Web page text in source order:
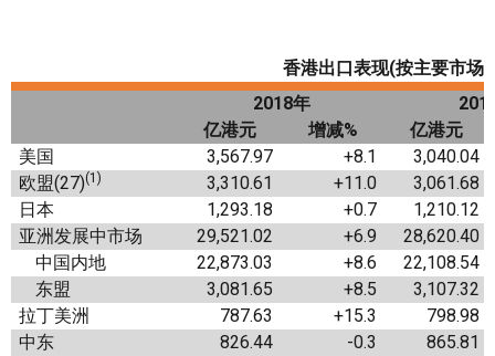
香港出口表现(按主要市场
2018年
亿港元
增减%
亿港元
美国
3,567.97 +8.1
3,040.04
欧盟(27)(1) 3,310.61 +11.0
3,061.68
日本
1,293.18 +0.7
1,210.12
亚洲发展中市场
29,521.02 +6.9
28,620.40
中国内地
22,873.03 +8.6
22,108.54
东盟
3,081.65 +8.5
3,107.32
拉丁美洲
787.63 +15.3
798.98
中东
826.44 -0.3
865.81